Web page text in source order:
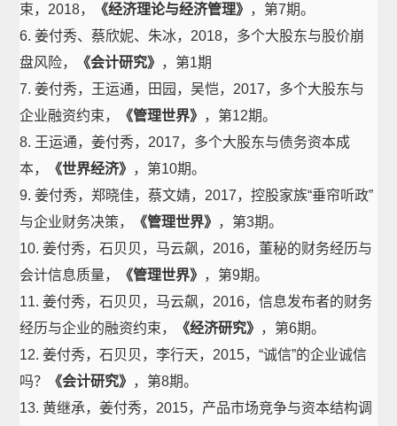
束，2018，
《经济理论与经济管理》 ，第7期。
6. 姜付秀、蔡欣妮、朱冰，2018，多个大股东与股价崩
盘风险，
《会计研究》 ，第1期
7. 姜付秀，王运通，田园，吴恺，2017，多个大股东与
企业融资约束，
《管理世界》 ，第12期。
8. 王运通，姜付秀，2017，多个大股东与债务资本成
本，
《世界经济》 ，第10期。
9. 姜付秀，郑晓佳，蔡文婧，2017，控股家族“垂帘听政”
与企业财务决策，
《管理世界》 ，第3期。
10. 姜付秀，石贝贝，马云飙，2016，董秘的财务经历与
会计信息质量，
《管理世界》 ，第9期。
11. 姜付秀，石贝贝，马云飙，2016，信息发布者的财务
经历与企业的融资约束，
《经济研究》 ，第6期。
12. 姜付秀，石贝贝，李行天，2015，“诚信”的企业诚信
吗？
《会计研究》 ，第8期。
13. 黄继承，姜付秀，2015，产品市场竞争与资本结构调